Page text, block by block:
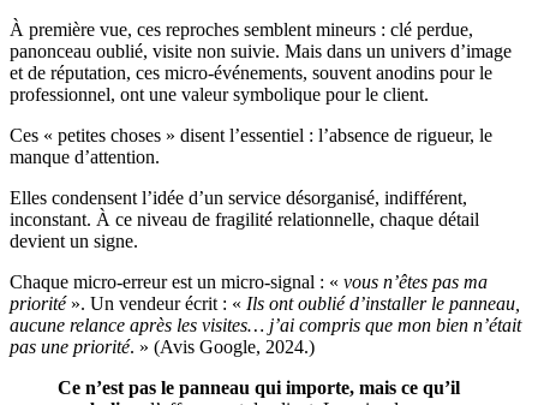
À première vue, ces reproches semblent mineurs : clé perdue,
panonceau oublié, visite non suivie. Mais dans un univers d’image
et de réputation, ces micro-événements, souvent anodins pour le
professionnel, ont une valeur symbolique pour le client.
Ces « petites choses » disent l’essentiel : l’absence de rigueur, le
manque d’attention.
Elles condensent l’idée d’un service désorganisé, indifférent,
inconstant. À ce niveau de fragilité relationnelle, chaque détail
devient un signe.
Chaque micro-erreur est un micro-signal : « vous n’êtes pas ma
priorité». Un vendeur écrit : « Ils ont oublié d’installer le panneau,
aucune relance après les visites… j’ai compris que mon bien n’était
pas une priorité. » (Avis Google, 2024.)
Ce n’est pas le panneau qui importe, mais ce qu’il